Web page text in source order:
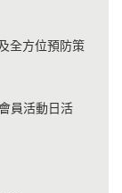
全方位預防策
員活動日活